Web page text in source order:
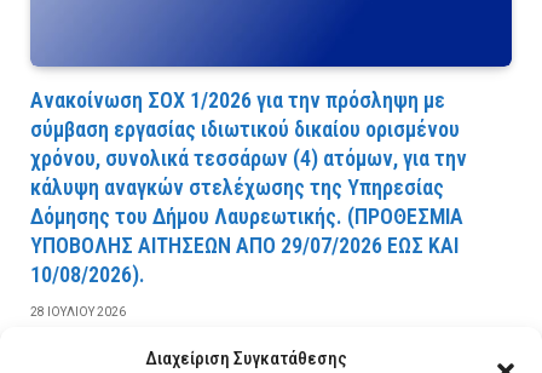
Διαχείριση Συγκατάθεσης
Ανακοίνωση ΣΟΧ 1/2026 για την πρόσληψη με
σύμβαση εργασίας ιδιωτικού δικαίου ορισμένου
χρόνου, συνολικά τεσσάρων (4) ατόμων, για την
κάλυψη αναγκών στελέχωσης της Υπηρεσίας
Δόμησης του Δήμου Λαυρεωτικής. (ΠPOΘEΣMIA
YΠOBOΛHΣ AITHΣEΩN AΠO 29/07/2026 EΩΣ KAI
10/08/2026).
28 ΙΟΥΛΊΟΥ 2026
ΔΙΑΒΆΣΤΕ ΠΕΡΙΣΣΌΤΕΡΑ